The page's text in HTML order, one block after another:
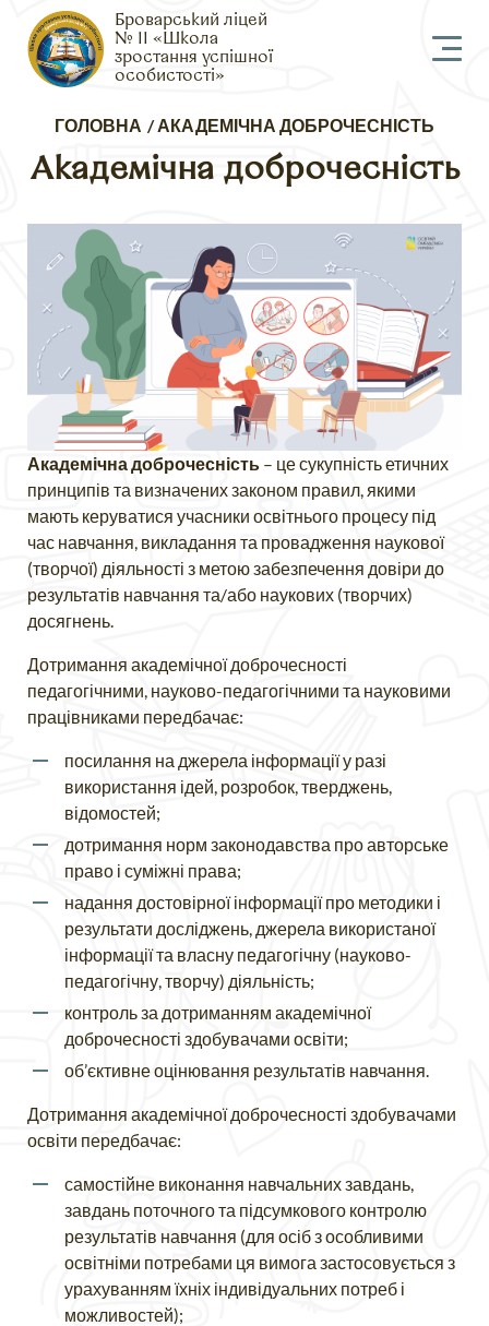
Броварський ліцей
№ 11 «Школа
зростання успішної
особистості»
Рядок
навіґації
ГОЛОВНА АКАДЕМІЧНА ДОБРОЧЕСНІСТЬ
Академічна доброчесність
Академічна доброчесність – це сукупність етичних
принципів та визначених законом правил, якими
мають керуватися учасники освітнього процесу під
час навчання, викладання та провадження наукової
(творчої) діяльності з метою забезпечення довіри до
результатів навчання та/або наукових (творчих)
досягнень.
Дотримання академічної доброчесності
педагогічними, науково-педагогічними та науковими
працівниками передбачає:
посилання на джерела інформації у разі
використання ідей, розробок, тверджень,
відомостей;
дотримання норм законодавства про авторське
право і суміжні права;
надання достовірної інформації про методики і
результати досліджень, джерела використаної
інформації та власну педагогічну (науково-
педагогічну, творчу) діяльність;
контроль за дотриманням академічної
доброчесності здобувачами освіти;
об’єктивне оцінювання результатів навчання.
Дотримання академічної доброчесності здобувачами
освіти передбачає:
самостійне виконання навчальних завдань,
завдань поточного та підсумкового контролю
результатів навчання (для осіб з особливими
освітніми потребами ця вимога застосовується з
урахуванням їхніх індивідуальних потреб і
можливостей);